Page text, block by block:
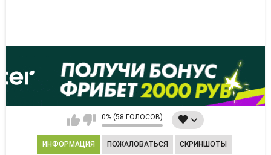
0% (58 ГОЛОСОВ)
ИНФОРМАЦИЯ ПОЖАЛОВАТЬСЯ СКРИНШОТЫ